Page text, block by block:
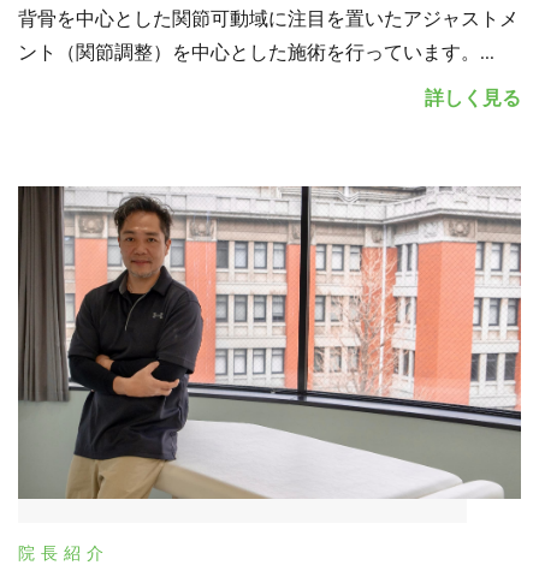
背骨を中心とした関節可動域に注目を置いたアジャストメ
ント（関節調整）を中心とした施術を行っています。 ...
詳しく見る
院長紹介